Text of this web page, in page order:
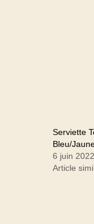
Serviette
Bleu/
6 juin 2022
Article